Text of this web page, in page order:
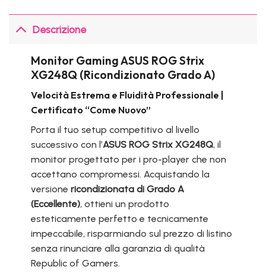
Descrizione
Monitor Gaming ASUS ROG Strix
XG248Q (Ricondizionato Grado A)
Velocità Estrema e Fluidità Professionale |
Certificato “Come Nuovo”
Porta il tuo setup competitivo al livello
successivo con l’ASUS ROG Strix XG248Q, il
monitor progettato per i pro-player che non
accettano compromessi. Acquistando la
versione ricondizionata di Grado A
(Eccellente), ottieni un prodotto
esteticamente perfetto e tecnicamente
impeccabile, risparmiando sul prezzo di listino
senza rinunciare alla garanzia di qualità
Republic of Gamers.